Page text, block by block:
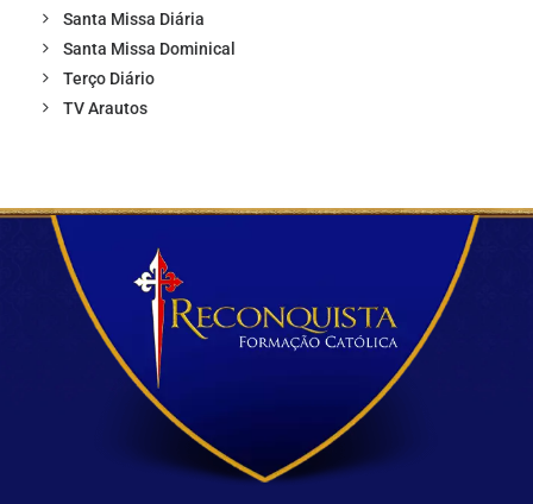
Santa Missa Diária
Santa Missa Dominical
Terço Diário
TV Arautos